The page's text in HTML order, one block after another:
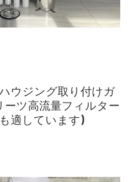
ウジング取り付けガ
ーツ高流量フィルター
適しています)